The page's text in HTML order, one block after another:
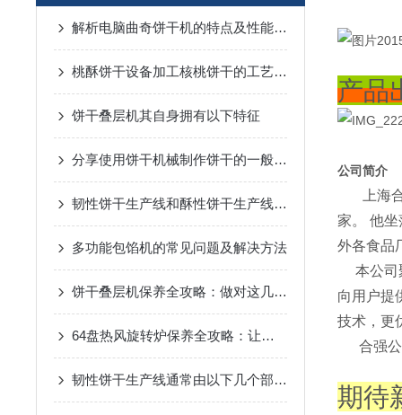
解析电脑曲奇饼干机的特点及性能特点
桃酥饼干设备加工核桃饼干的工艺概述
饼干叠层机其自身拥有以下特征
分享使用饼干机械制作饼干的一般流程工艺
韧性饼干生产线和酥性饼干生产线的区别
多功能包馅机的常见问题及解决方法
饼干叠层机保养全攻略：做对这几步，设备稳跑少出故障！
64盘热风旋转炉保养全攻略：让设备稳跑，效率不掉线！
韧性饼干生产线通常由以下几个部分组成
产品
公司简介
上海合
家。 他
外各食品
本公司
向用户提
技术，更
合强公
期待